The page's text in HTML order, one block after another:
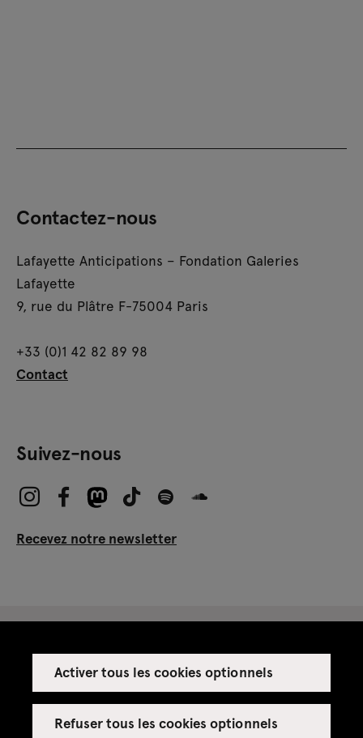
Activer tous les cookies optionnels
Refuser tous les cookies optionnels
Contactez-nous
Lafayette Anticipations – Fondation Galeries
Lafayette
9, rue du Plâtre F-75004 Paris
+33 (0)1 42 82 89 98
Contact
Suivez-nous
Recevez notre newsletter
Espace presse
Espace enseignant·es
Espace privatisations